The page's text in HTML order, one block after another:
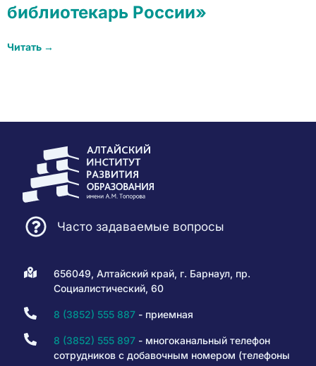
библиотекарь России»
Читать →
Часто задаваемые вопросы
656049, Алтайский край, г. Барнаул, пр.
Социалистический, 60
8 (3852) 555 887- приемная
8 (3852) 555 897- многоканальный телефон
сотрудников с добавочным номером (телефоны